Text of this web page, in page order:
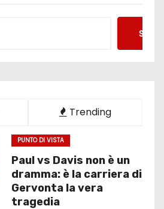
Trending
PUNTO DI VISTA
Paul vs Davis non è un
dramma: è la carriera di
Gervonta la vera
tragedia